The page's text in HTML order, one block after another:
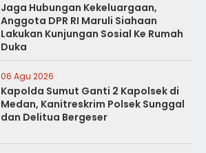
Jaga Hubungan Kekeluargaan,
Anggota DPR RI Maruli Siahaan
Lakukan Kunjungan Sosial Ke Rumah
Duka
06 Agu 2026
Kapolda Sumut Ganti 2 Kapolsek di
Medan, Kanitreskrim Polsek Sunggal
dan Delitua Bergeser